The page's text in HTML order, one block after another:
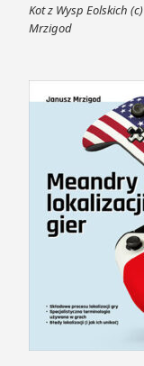
Kot z Wysp Eolskich
Mrzigod